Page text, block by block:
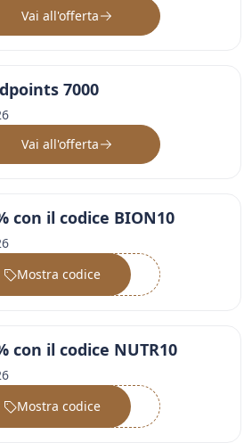
Vai all'offerta
7000
Vai all'offerta
con il codice BION10
••••••
Mostra codice
con il codice NUTR10
••••••
Mostra codice